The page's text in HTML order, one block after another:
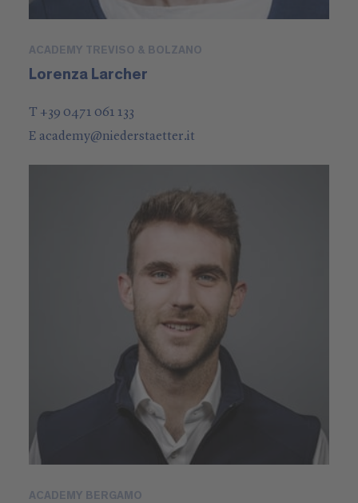
ACADEMY TREVISO & BOLZANO
Lorenza Larcher
T +39 0471 061 133
E academy@niederstaetter.it
ACADEMY BERGAMO